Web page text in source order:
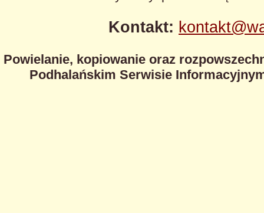
Kontakt:
Powielanie, kopiowanie oraz
Podhalańskim Serwisie